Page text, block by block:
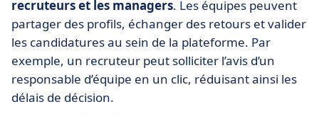
recruteurs et les managers. Les équipes peuvent
partager des profils, échanger des retours et valider
les candidatures au sein de la plateforme. Par
exemple, un recruteur peut solliciter l’avis d’un
responsable d’équipe en un clic, réduisant ainsi les
délais de décision.